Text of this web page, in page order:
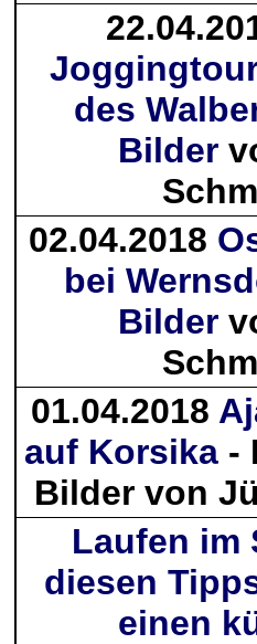
des
Bilder
02.04.2018
bei
Bilder
01.04.2018
auf Korsika -
Bilder von
Laufen im
diesen
einen